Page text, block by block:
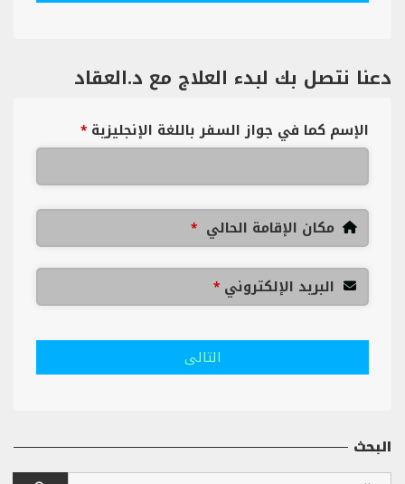
دعنا نتصل بك لبدء العلاج مع د.العقاد
الإسم كما في جواز السفر باللغة الإنجليزية *
مكان الإقامة الحالي *
البريد الإلكتروني *
التالى
البحث